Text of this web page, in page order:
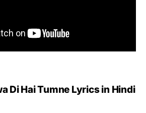
Di Hai Tumne Lyrics in Hindi